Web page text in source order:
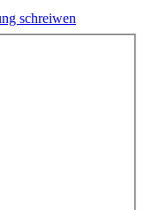
schreiwen